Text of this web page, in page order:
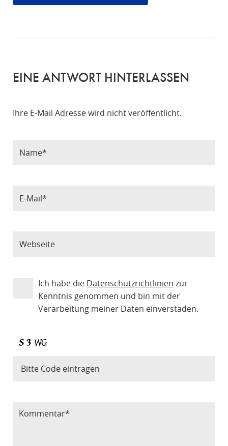
EINE ANTWORT HINTERLASSEN
Ihre E-Mail Adresse wird nicht veröffentlicht.
Ich habe die Datenschutzrichtlinien zur
Kenntnis genommen und bin mit der
Verarbeitung meiner Daten einverstaden.